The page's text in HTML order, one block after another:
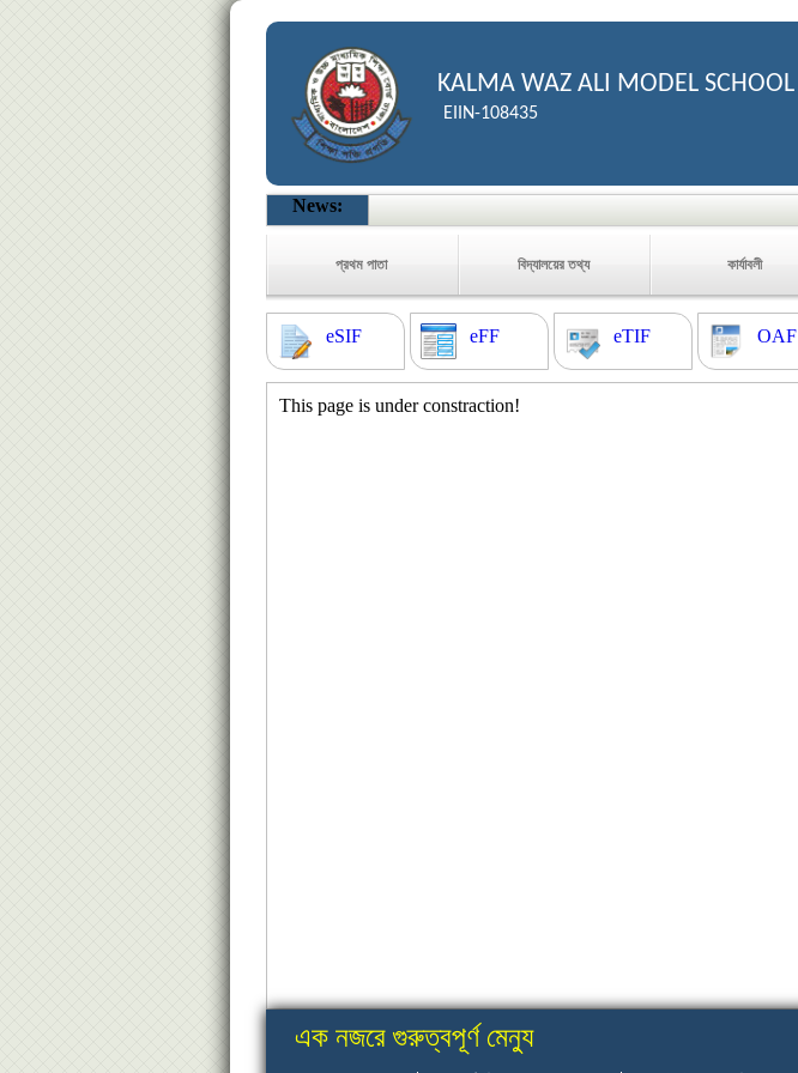
KALMA WAZ ALI MODEL SCHOOL
EIIN-108435
News:
প্রথম পাতা বিদ্যালয়ের তথ্য কার্যাবলী
eSIF eFF eTIF OAF
This page is under constraction!
এক নজরে গুরুত্বপূর্ণ মেন্যু